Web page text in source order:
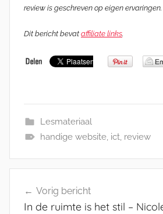
review is geschreven op eigen ervaringen.
Dit bericht bevat affiliate links.
Lesmateriaal
handige website, ict, review
navigatie
Vorig bericht
In de ruimte is het stil –